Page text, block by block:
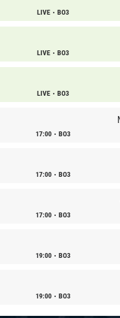
LIVE BO3
LIVE BO3
LIVE BO3
17:00 BO3
17:00 BO3
17:00 BO3
19:00 BO3
19:00 BO3